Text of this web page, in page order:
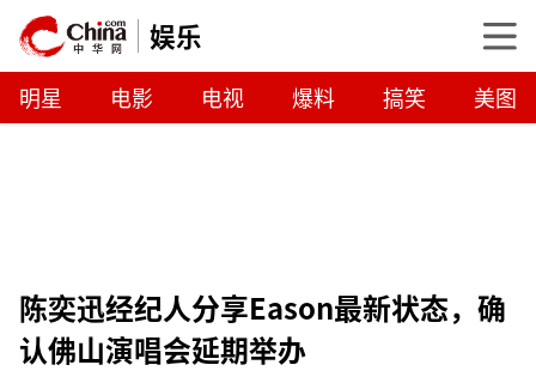
娱乐
明星 电影 电视 爆料 搞笑 美图
陈奕迅经纪人分享Eason最新状态，确
认佛山演唱会延期举办